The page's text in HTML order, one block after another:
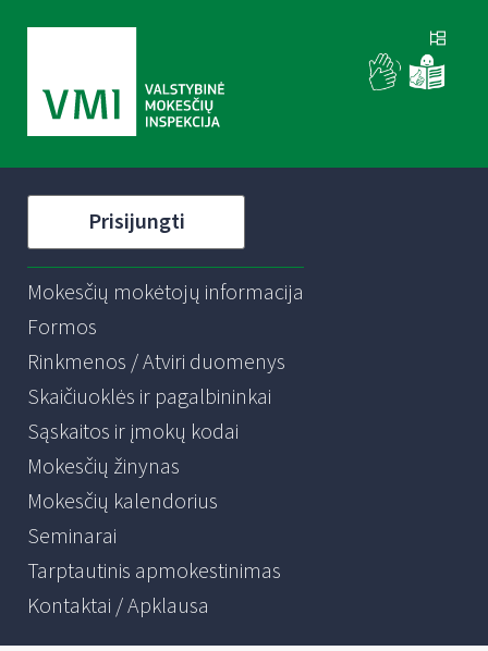
Prisijungti
Mokesčių mokėtojų informacija
Formos
Rinkmenos / Atviri duomenys
Skaičiuoklės ir pagalbininkai
Sąskaitos ir įmokų kodai
Mokesčių žinynas
Mokesčių kalendorius
Seminarai
Tarptautinis apmokestinimas
Kontaktai / Apklausa